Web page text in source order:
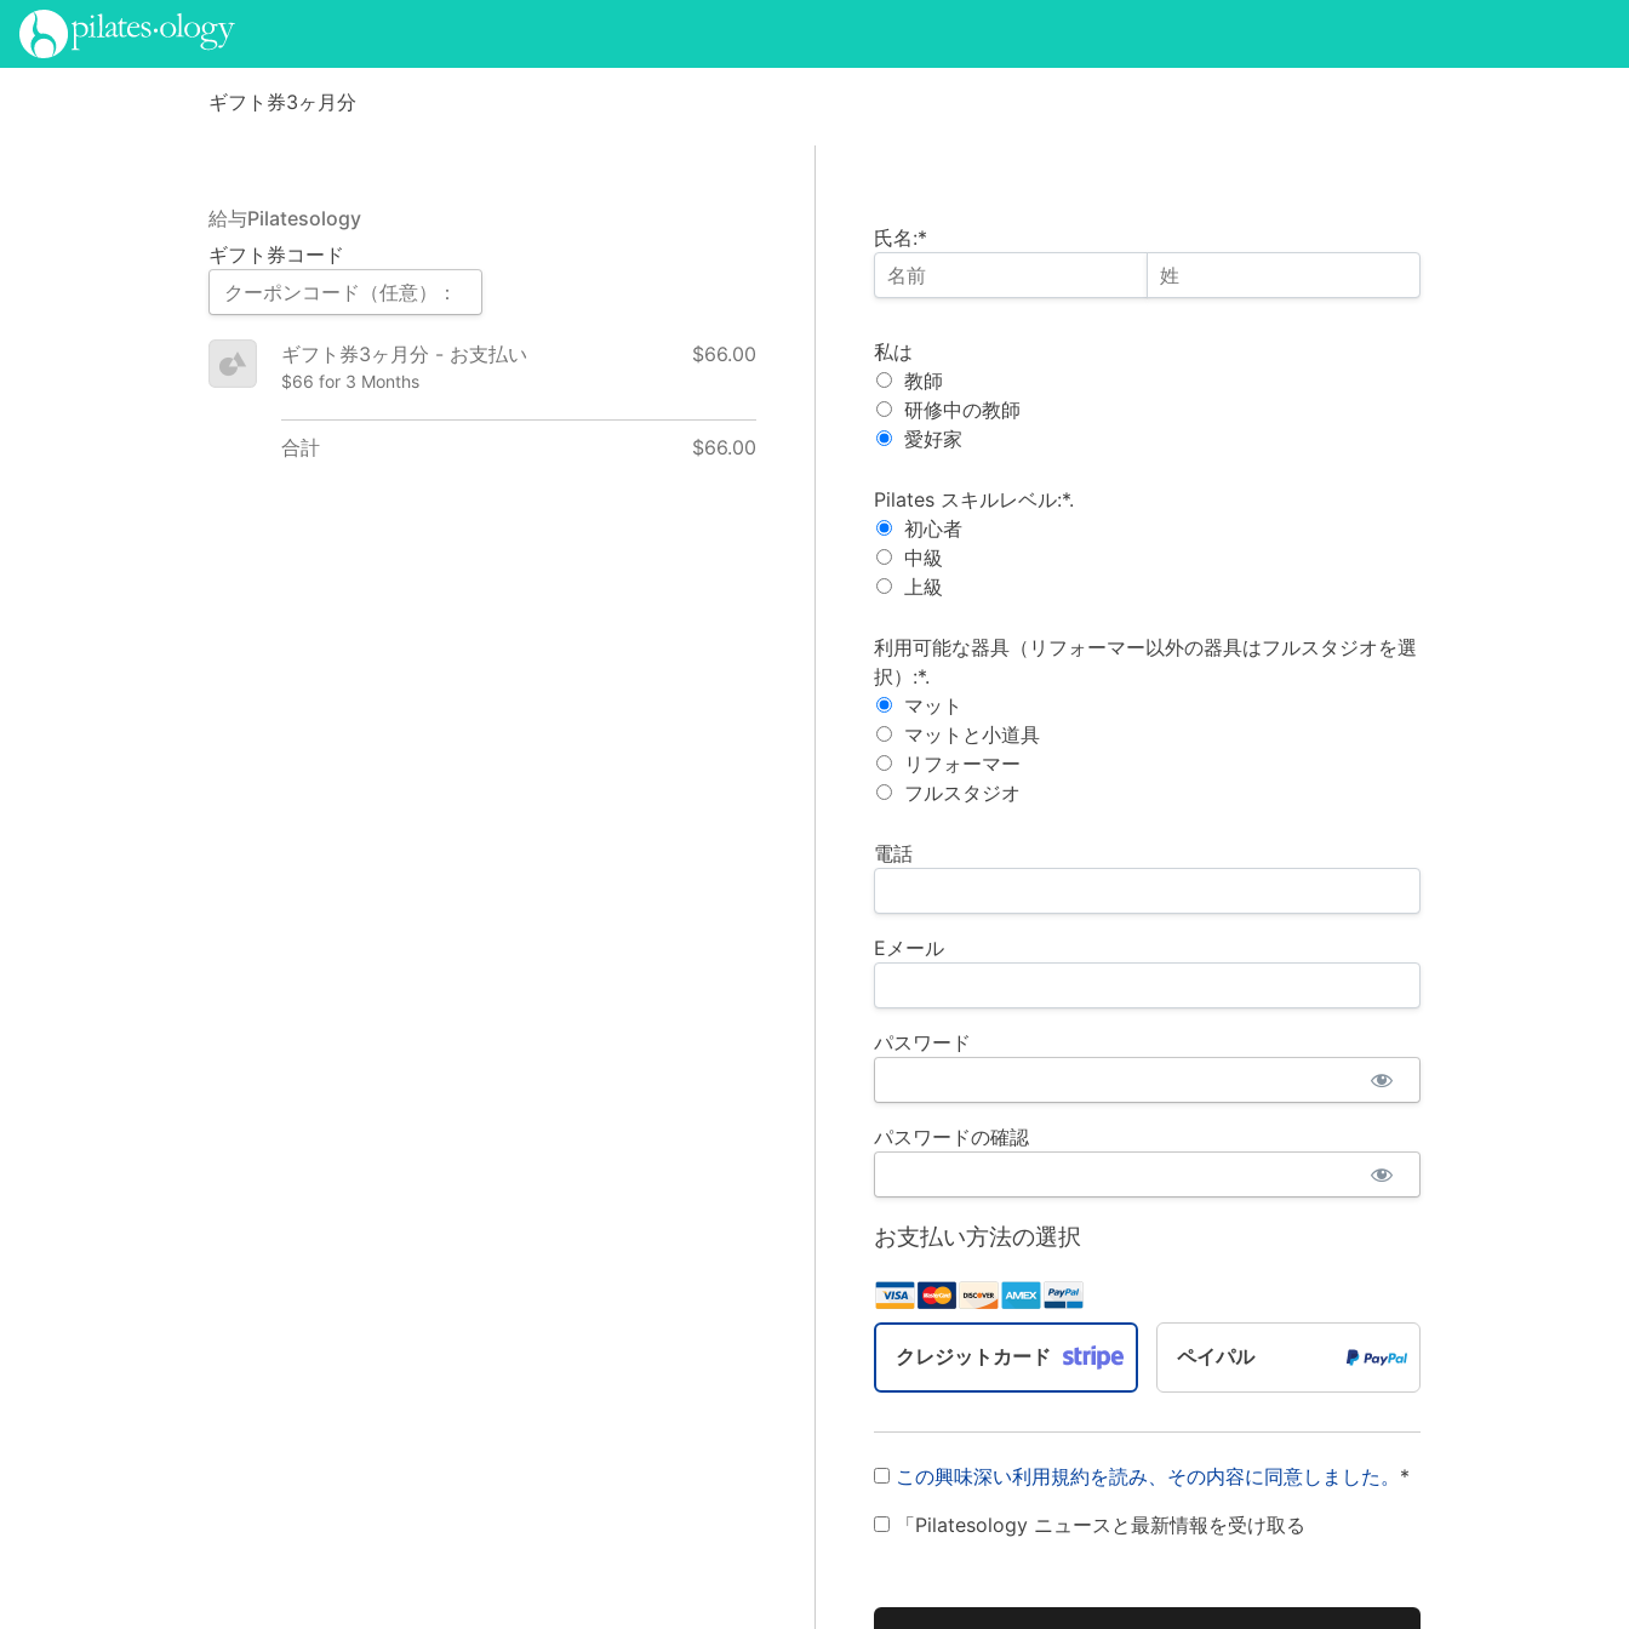
ギフト券3ヶ月分
氏名:*
私は
私は
教師
研修中の教師
愛好家
Pilates レベル
Pilates スキルレベル:*.
初心者
中級
上級
利用可能な機材（リフォーマー以外の機材については「フルスタジオ」を選択してく
利用可能な器具（リフォーマー以外の器具はフルスタジオを選
択）:*.
マット
マットと小道具
リフォーマー
フルスタジオ
電話
Eメール
パスワード
パスワードの確認
お支払い方法の選択
クレジットカード ペイパル
この興味深い利用規約を読み、その内容に同意しました。 *
「Pilatesology ニュースと最新情報を受け取る
バルなし
給与Pilatesology
ギフト券コード
ギフト券3ヶ月分 - お支払い
$66 for 3 Months
$66.00
合計 $66.00